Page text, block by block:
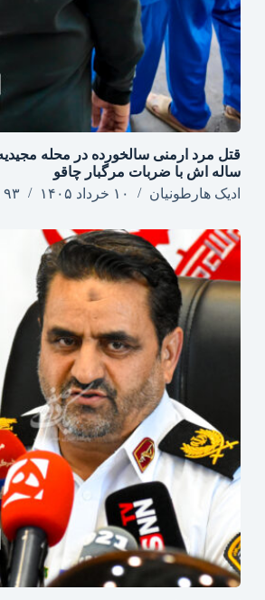
ساله اش با ضربات مرگبار چاقو
ادیک هارطونیان
۱۰ خرداد ۱۴۰۵ ۹۳ دیدگاه